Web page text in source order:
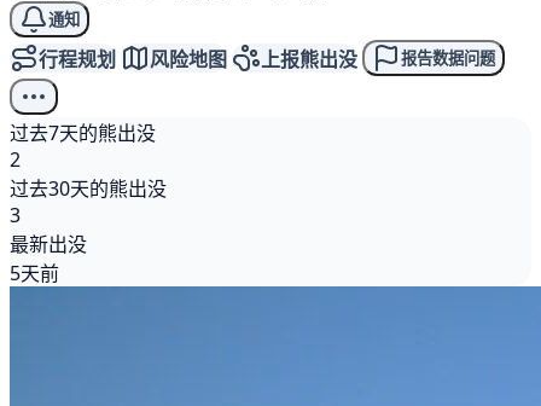
通知
行程规划 风险地图 上报熊出没 报告数据问题
过去7天的熊出没
2
过去30天的熊出没
3
最新出没
5天前